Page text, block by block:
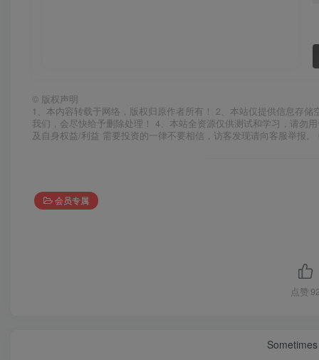
© 版权声明
1、本内容转载于网络，版权归原作者所有！ 2、本站仅提供信息存
我们，会尽快给予删除处理！ 4、本站全资源仅供测试和学习，请勿
及自身权益/利益 需要投资的一律不要相信，访客发现请向客服举报
会员专属
点赞